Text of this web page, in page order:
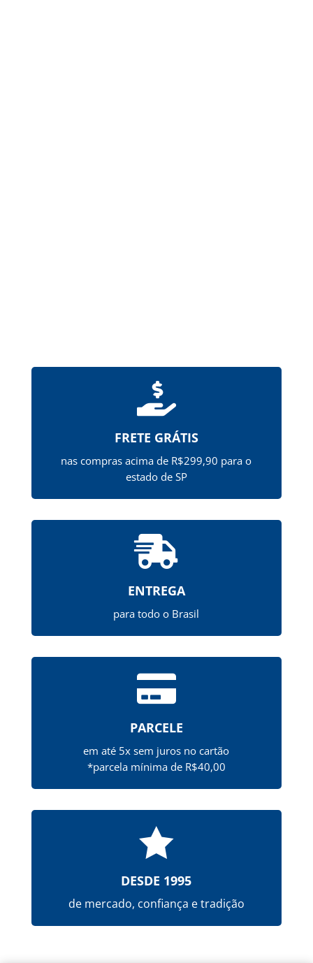

FRETE GRÁTIS
nas compras acima de R$299,90 para o
estado de SP

ENTREGA
para todo o Brasil

PARCELE
em até 5x sem juros no cartão
*parcela mínima de R$40,00

DESDE 1995
de mercado, confiança e tradição